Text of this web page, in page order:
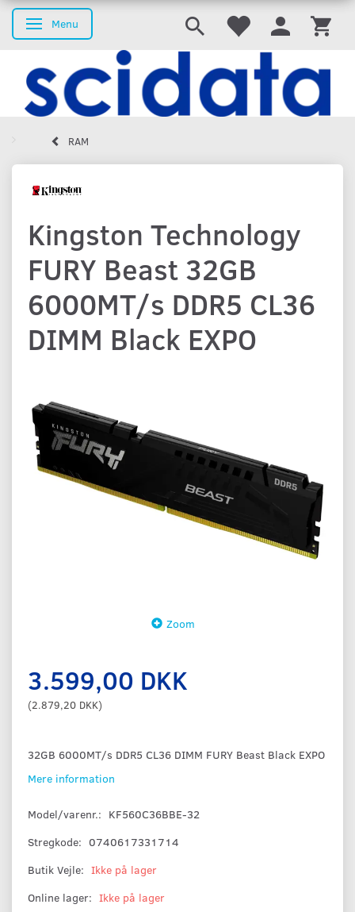
Skifte navigation
Menu
RAM
Kingston Technology
FURY Beast 32GB
6000MT/s DDR5 CL36
DIMM Black EXPO
Zoom
3.599,00 DKK
(2.879,20 DKK)
32GB 6000MT/s DDR5 CL36 DIMM FURY Beast Black EXPO
Mere information
Model/varenr.: KF560C36BBE-32
Stregkode: 0740617331714
Butik Vejle: Ikke på lager
Online lager: Ikke på lager